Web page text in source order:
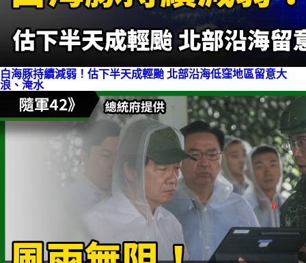
白海豚持續減弱！估下半天成輕颱 北部沿海低窪地區留意大
浪、淹水